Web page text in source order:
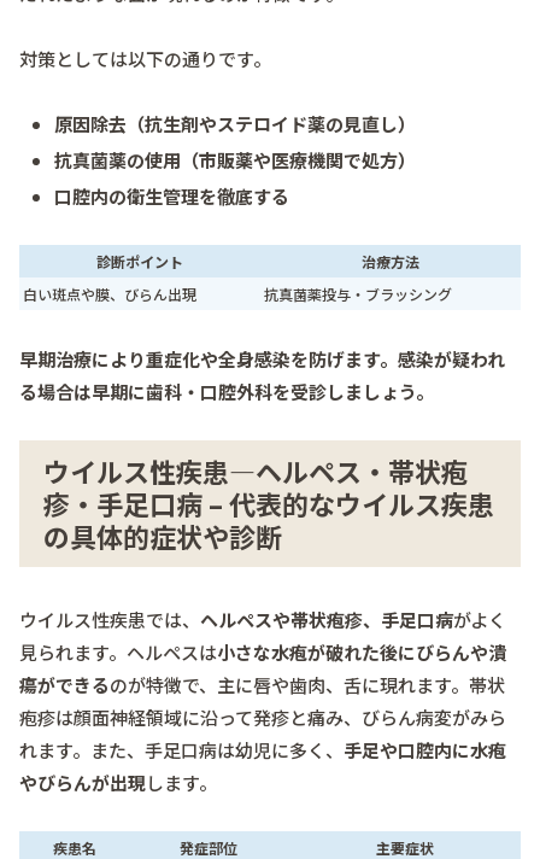
対策としては以下の通りです。
原因除去（抗生剤やステロイド薬の見直し）
抗真菌薬の使用（市販薬や医療機関で処方）
口腔内の衛生管理を徹底する
診断ポイント
治療方法
白い斑点や膜、びらん出現
抗真菌薬投与・ブラッシング
早期治療により重症化や全身感染を防げます。感染が疑われ
る場合は早期に歯科・口腔外科を受診しましょう。
ウイルス性疾患―ヘルペス・帯状疱
疹・手足口病 – 代表的なウイルス疾患
の具体的症状や診断
ウイルス性疾患では、 ヘルペスや帯状疱疹、手足口病がよく
見られます。ヘルペスは小さな水疱が破れた後にびらんや潰
瘍ができるのが特徴で、主に唇や歯肉、舌に現れます。帯状
疱疹は顔面神経領域に沿って発疹と痛み、びらん病変がみら
れます。また、手足口病は幼児に多く、 手足や口腔内に水疱
やびらんが出現します。
疾患名 発症部位
主要症状